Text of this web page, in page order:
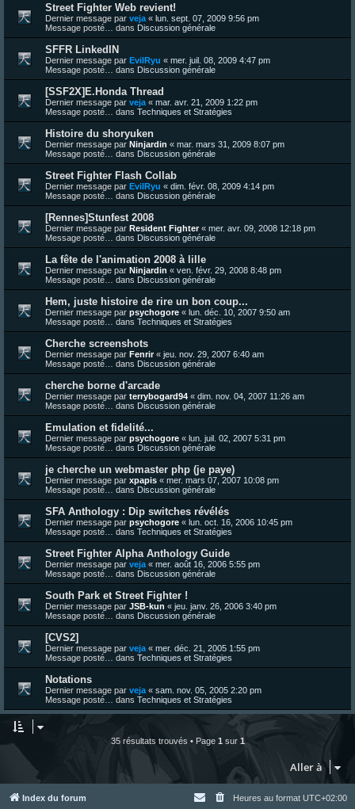
Street Fighter Web revient!
Dernier message par veja « lun. sept. 07, 2009 9:56 pm
Message posté… dans Discussion générale
SFFR LinkedIN
Dernier message par EvilRyu « mer. juil. 08, 2009 4:47 pm
Message posté… dans Discussion générale
[SSF2X]E.Honda Thread
Dernier message par veja « mar. avr. 21, 2009 1:22 pm
Message posté… dans Techniques et Stratégies
Histoire du shoryuken
Dernier message par Ninjardin « mar. mars 31, 2009 8:07 pm
Message posté… dans Discussion générale
Street Fighter Flash Collab
Dernier message par EvilRyu « dim. févr. 08, 2009 4:14 pm
Message posté… dans Discussion générale
[Rennes]Stunfest 2008
Dernier message par Resident Fighter« mer. avr. 09, 2008 12:18 pm
Message posté… dans Discussion générale
La fête de l'animation 2008 à lille
Dernier message par Ninjardin « ven. févr. 29, 2008 8:48 pm
Message posté… dans Discussion générale
Hem, juste histoire de rire un bon coup...
Dernier message par psychogore « lun. déc. 10, 2007 9:50 am
Message posté… dans Techniques et Stratégies
Cherche screenshots
Dernier message par Fenrir« jeu. nov. 29, 2007 6:40 am
Message posté… dans Discussion générale
cherche borne d'arcade
Dernier message par terrybogard94 « dim. nov. 04, 2007 11:26 am
Message posté… dans Discussion générale
Emulation et fidelité...
Dernier message par psychogore « lun. juil. 02, 2007 5:31 pm
Message posté… dans Discussion générale
je cherche un webmaster php (je paye)
Dernier message par xpapis « mer. mars 07, 2007 10:08 pm
Message posté… dans Discussion générale
SFA Anthology : Dip switches révélés
Dernier message par psychogore « lun. oct. 16, 2006 10:45 pm
Message posté… dans Techniques et Stratégies
Street Fighter Alpha Anthology Guide
Dernier message par veja « mer. août 16, 2006 5:55 pm
Message posté… dans Discussion générale
South Park et Street Fighter !
Dernier message par JSB-kun « jeu. janv. 26, 2006 3:40 pm
Message posté… dans Discussion générale
[CVS2]
Dernier message par veja « mer. déc. 21, 2005 1:55 pm
Message posté… dans Techniques et Stratégies
Notations
Dernier message par veja « sam. nov. 05, 2005 2:20 pm
Message posté… dans Techniques et Stratégies
35 résultats trouvés • Page 1 sur 1
Aller à
Index du forum Heures au format UTC+02:00